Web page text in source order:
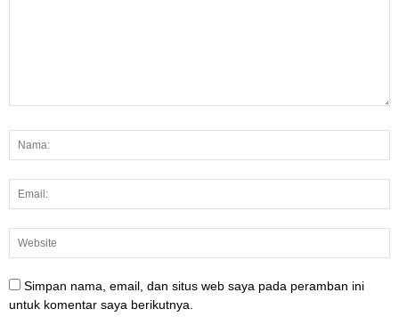
Simpan nama, email, dan situs web saya pada peramban ini
untuk komentar saya berikutnya.